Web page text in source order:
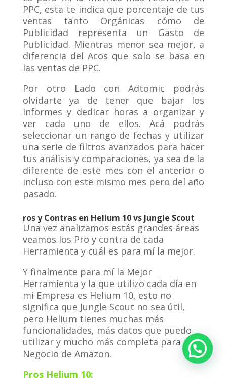
PPC, esta te indica que porcentaje de tus
ventas tanto Orgánicas cómo de
Publicidad representa un Gasto de
Publicidad. Mientras menor sea mejor, a
diferencia del Acos que solo se basa en
las ventas de PPC.
Por otro Lado con Adtomic podrás
olvidarte ya de tener que bajar los
Informes y dedicar horas a organizar y
ver cada uno de ellos. Acá podrás
seleccionar un rango de fechas y utilizar
una serie de filtros avanzados para hacer
tus análisis y comparaciones, ya sea de la
diferente de este mes con el anterior o
incluso con este mismo mes pero del año
pasado.
ros y Contras en Helium 10 vs Jungle Scout
Una vez analizamos estás grandes áreas
veamos los Pro y contra de cada
Herramienta y cuál es para mí la mejor.
Y finalmente para mí la Mejor
Herramienta y la que utilizo cada día en
mi Empresa es Helium 10, esto no
significa que Jungle Scout no sea útil,
pero Helium tienes muchas más
funcionalidades, más datos que puedo
utilizar y mucho más completa para mi
Negocio de Amazon.
Pros Helium 10:
¿Quieres hablar con Rober Perna?